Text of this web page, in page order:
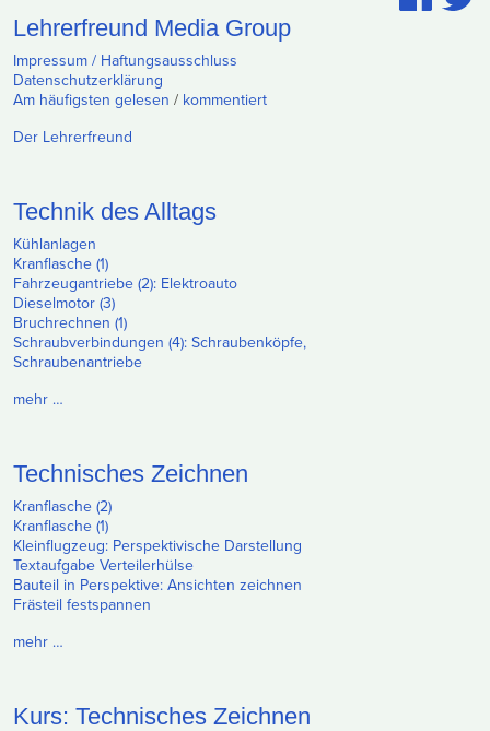
Lehrerfreund Media Group
Impressum / Haftungsausschluss
Datenschutzerklärung
Am häufigsten gelesen / kommentiert
Der Lehrerfreund
Technik des Alltags
Kühlanlagen
Kranflasche (1)
Fahrzeugantriebe (2): Elektroauto
Dieselmotor (3)
Bruchrechnen (1)
Schraubverbindungen (4): Schraubenköpfe,
Schraubenantriebe
mehr …
Technisches Zeichnen
Kranflasche (2)
Kranflasche (1)
Kleinflugzeug: Perspektivische Darstellung
Textaufgabe Verteilerhülse
Bauteil in Perspektive: Ansichten zeichnen
Frästeil festspannen
mehr …
Kurs: Technisches Zeichnen